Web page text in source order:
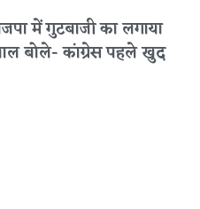
में गुटबाजी का लगाया
बोले- कांग्रेस पहले खुद